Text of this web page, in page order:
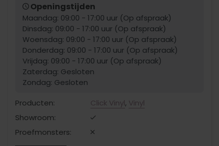
Openingstijden
Maandag: 09:00 - 17:00 uur (Op afspraak)
Dinsdag: 09:00 - 17:00 uur (Op afspraak)
Woensdag: 09:00 - 17:00 uur (Op afspraak)
Donderdag: 09:00 - 17:00 uur (Op afspraak)
Vrijdag: 09:00 - 17:00 uur (Op afspraak)
Zaterdag: Gesloten
Zondag: Gesloten
Producten:
Click Vinyl, Vinyl
Showroom:
Proefmonsters: